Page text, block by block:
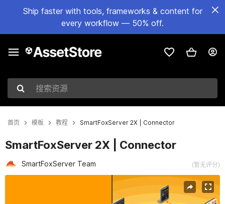
Ship faster with tools, frameworks & content for
every workflow — 50% off.
搜索资源
首页 模板 教程 SmartFoxServer 2X | Connector
SmartFoxServer 2X | Connector
SmartFoxServer Team (暂无评分)